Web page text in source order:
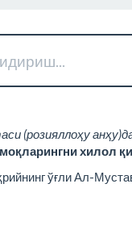
(розияллоҳу
хилол
ўғли Ал-